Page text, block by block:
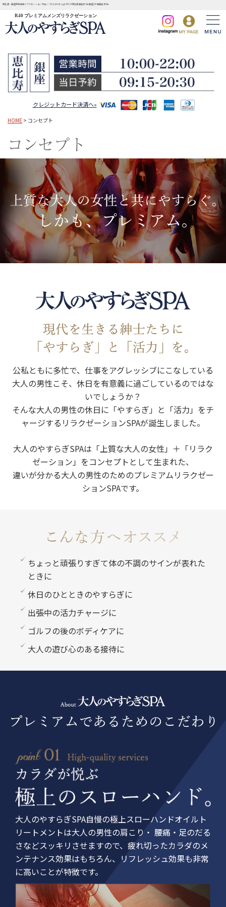
恵比寿・銀座完全個室リラクゼーションサロン | 大人のやすらぎSPA JR恵比寿駅徒歩3分 銀座1丁目駅徒歩3分
R40 プレミアムメンズリラクゼーション
クレジットカード決済へ»
HOME > コンセプト
公私ともに多忙で、仕事をアグレッシブにこなしている
大人の男性こそ、休日を有意義に過ごしているのではな
いでしょうか？
そんな大人の男性の休日に「やすらぎ」と「活力」をチ
ャージするリラクゼーションSPAが誕生しました。
大人のやすらぎSPAは「上質な大人の女性」＋「リラク
ゼーション」をコンセプトとして生まれた、
違いが分かる大人の男性のためのプレミアムリラクゼー
ションSPAです。
ちょっと頑張りすぎて体の不調のサインが表れた
ときに
休日のひとときのやすらぎに
出張中の活力チャージに
ゴルフの後のボディケアに
大人の遊び心のある接待に
大人のやすらぎSPA自慢の極上スローハンドオイルト
リートメントは大人の男性の肩こり・ 腰痛・足のだる
さなどスッキリさせますので、疲れ切ったカラダのメ
ンテナンス効果はもちろん、リフレッシュ効果も非常
に高いことが特徴です。